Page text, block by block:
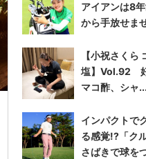
アイアンは8
から手放せま
【小祝さくら
塩】Vol.92
マコ酢、シャ...
インパクトで
る感覚!?「ク
さばきで球を